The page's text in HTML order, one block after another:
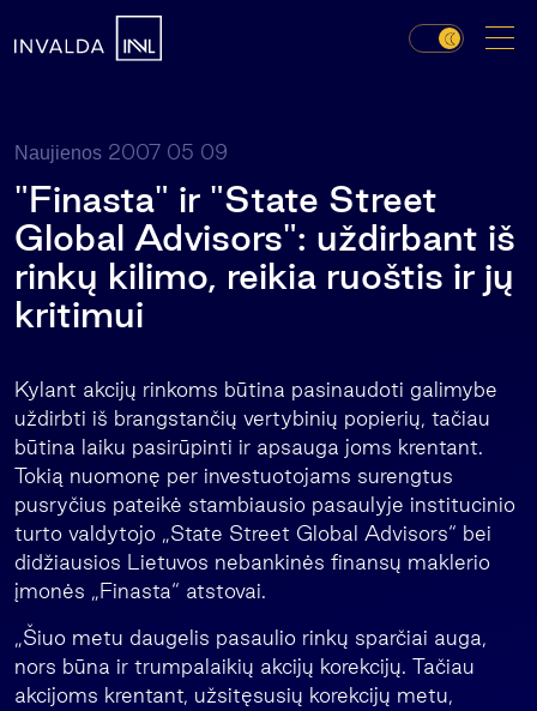
Naujienos 2007 05 09
"Finasta" ir "State Street
Global Advisors": uždirbant iš
rinkų kilimo, reikia ruoštis ir jų
kritimui
Kylant akcijų rinkoms būtina pasinaudoti galimybe
uždirbti iš brangstančių vertybinių popierių, tačiau
būtina laiku pasirūpinti ir apsauga joms krentant.
Tokią nuomonę per investuotojams surengtus
pusryčius pateikė stambiausio pasaulyje institucinio
turto valdytojo „State Street Global Advisors“ bei
didžiausios Lietuvos nebankinės finansų maklerio
įmonės „Finasta“ atstovai.
„Šiuo metu daugelis pasaulio rinkų sparčiai auga,
nors būna ir trumpalaikių akcijų korekcijų. Tačiau
akcijoms krentant, užsitęsusių korekcijų metu,